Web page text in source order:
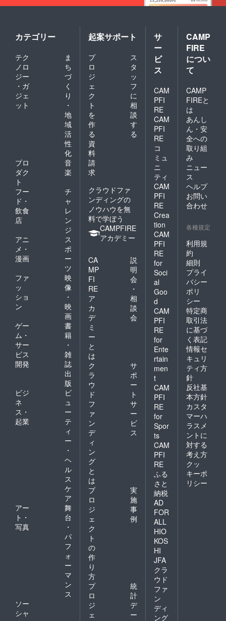
カテゴリー
テク
ノロ
ジー
・ガ
ジェ
ット
ま
ち
づ
く
り
・
地
域
活
性
化
プロ
ダク
ト
音
楽
フー
ド・
飲食
店
チ
ャ
レ
ン
ジ
アニ
メ・
漫画
ス
ポ
ー
ツ
ファ
ッ
ショ
ン
映
像
・
映
画
ゲー
ム・
サー
ビス
開発
書
籍
・
雑
誌
出
版
ビジ
ネ
ス・
起業
ビ
ュ
ー
テ
ィ
ー
・
ヘ
ル
ス
ケ
ア
アー
ト・
写真
舞
台
・
パ
フ
ォ
ー
マ
ン
ス
ソー
シャ
起案サポート
プ
ロ
ジ
ェ
ク
ト
を
作
る
ス
タ
ッ
フ
に
相
談
す
る
資
料
請
求
クラウドファ
ンディングの
ノウハウを無
料で学ぼう
CAMPFIRE
アカデミー
CA
MP
FI
RE
ア
カ
デ
ミ
ー
と
は
説
明
会
・
相
談
会
ク
ラ
ウ
ド
フ
ァ
ン
デ
ィ
ン
グ
と
は
サ
ポ
ー
ト
サ
ー
ビ
ス
プ
ロ
ジ
ェ
ク
ト
の
作
り
方
実
施
事
例
プ
ロ
ジ
ェ
統
計
デ
ー
サ
ー
ビ
ス
CAM
PFI
RE
CAM
PFI
RE
コ
ミュ
ニ
ティ
CAM
PFI
RE
Crea
tion
CAM
PFI
RE
for
Soci
al
Goo
d
CAM
PFI
RE
for
Ente
rtain
men
t
CAM
PFI
RE
for
Spor
ts
CAM
PFI
RE
ふる
さと
納税
AD
FOR
ALL
HIO
KOS
HI
JFA
クラ
ウド
ファ
ン
ディ
ング
CAMP
FIRE
につい
て
CAMP
FIREと
は
あんし
ん・安
全への
取り組
み
ニュー
ス
ヘルプ
お問い
合わせ
各種規定
利用規
約
細則
プライ
バシー
ポリ
シー
特定商
取引法
に基づ
く表記
情報セ
キュリ
ティ方
針
反社基
本方針
カスタ
マーハ
ラスメ
ントに
対する
考え方
クッ
キーポ
リシー